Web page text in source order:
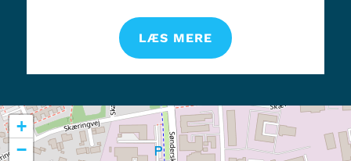
LÆS MERE
+
−